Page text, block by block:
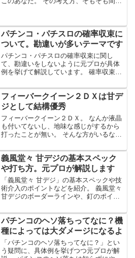
を、元プロが解説します。
パチンコ・パチスロの確率収束に
ついて。勘違いが多いテーマです
パチンコ・パチスロの確率収束に関し
て、勘違いをしないように元プロが具体
例を挙げて解説しています。 確率収束は
最悪ありもしない攻略法（詐欺）に引っ
かかるキッカケにもなりますから、正し
く理解しておきましょう。
フィーバークイーン２ＤＸは甘デ
ジとして結構優秀
フィーバークイーン２ＤＸ。 なんか液晶
も付いてないし、地味な感じがするから
打ったことが無い。 そんな方がいるなら
打ってみてください。 甘デジの中では勝
てる部類に入る台ですから、勝ちたい人
にもオススメです。...
義風堂々 甘デジの基本スペック
や打ち方。元プロが解説します
「義風堂々 甘デジ」の基本スペックや技
術介入のポイントなどを紹介。 義風堂々
甘デジのボーダーラインや、釘のポイン
パチンコのヘソ落ちってなに？機
種によっては大ダメージになるよ
「パチンコのヘソ落ちってなに？」とい
う疑問に、具体例を挙げつつ元プロが解